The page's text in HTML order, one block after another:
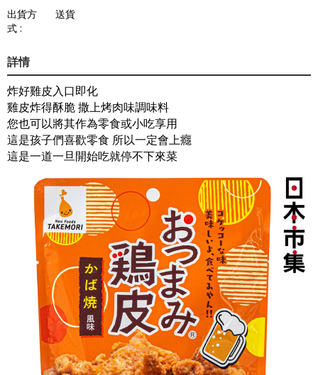
出貨方
式 :
送貨
詳情
炸好雞皮入口即化
雞皮炸得酥脆 撒上烤肉味調味料
您也可以將其作為零食或小吃享用
這是孩子們喜歡零食 所以一定會上癮
這是一道一旦開始吃就停不下來菜